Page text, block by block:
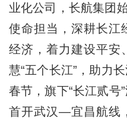
业化公司，长航集团
使命担当，深耕长江
经济，着力建设平安
慧“五个长江”，助力
春节，旗下“长江贰号
首开武汉—宜昌航线